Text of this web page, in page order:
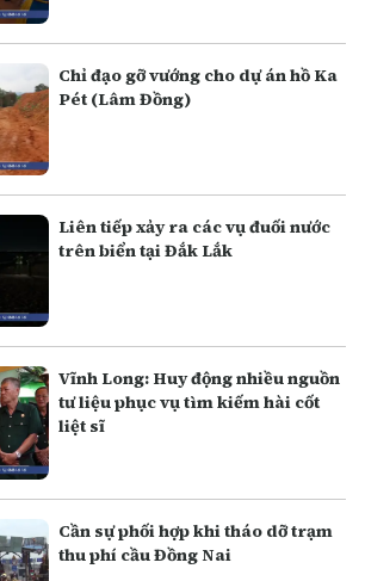
Chỉ đạo gỡ vướng cho dự án hồ Ka
Pét (Lâm Đồng)
Liên tiếp xảy ra các vụ đuối nước
trên biển tại Đắk Lắk
Vĩnh Long: Huy động nhiều nguồn
tư liệu phục vụ tìm kiếm hài cốt
liệt sĩ
Cần sự phối hợp khi tháo dỡ trạm
thu phí cầu Đồng Nai